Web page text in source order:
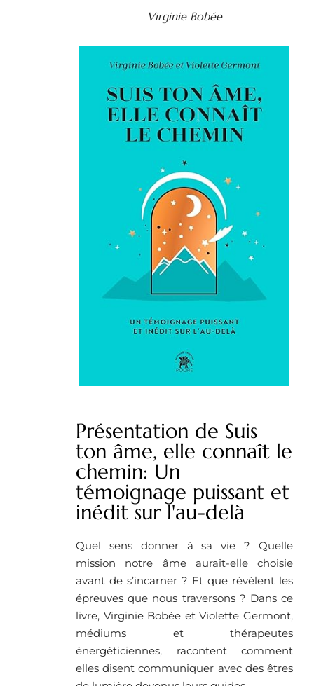
Virginie Bobée
Présentation de Suis
ton âme, elle connaît le
chemin: Un
témoignage puissant et
inédit sur l'au-delà
Quel sens donner à sa vie ? Quelle
mission notre âme aurait-elle choisie
avant de s’incarner ? Et que révèlent les
épreuves que nous traversons ? Dans ce
livre, Virginie Bobée et Violette Germont,
médiums et thérapeutes
énergéticiennes, racontent comment
elles disent communiquer avec des êtres